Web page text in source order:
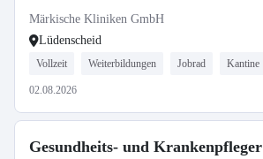
Märkische Kliniken GmbH
Lüdenscheid
Vollzeit Weiterbildungen Jobrad Kantine
02.08.2026
Gesundheits- und Krankenpfleger